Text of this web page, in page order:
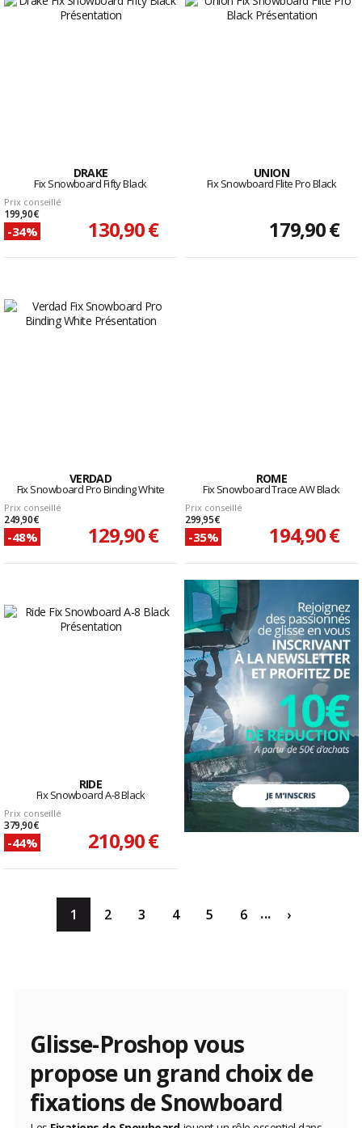
DRAKE
Fix Snowboard Fifty Black
Prix conseillé
199,90 €
-34% 130,90 €
UNION
Fix Snowboard Flite Pro Black
179,90 €
VERDAD
Fix Snowboard Pro Binding White
Prix conseillé
249,90 €
-48% 129,90 €
ROME
Fix Snowboard Trace AW Black
Prix conseillé
299,95 €
-35% 194,90 €
RIDE
Fix Snowboard A-8 Black
Prix conseillé
379,90 €
-44% 210,90 €
1 2 3 4 5 6 ... ›
Glisse-Proshop vous
propose un grand choix de
fixations de Snowboard